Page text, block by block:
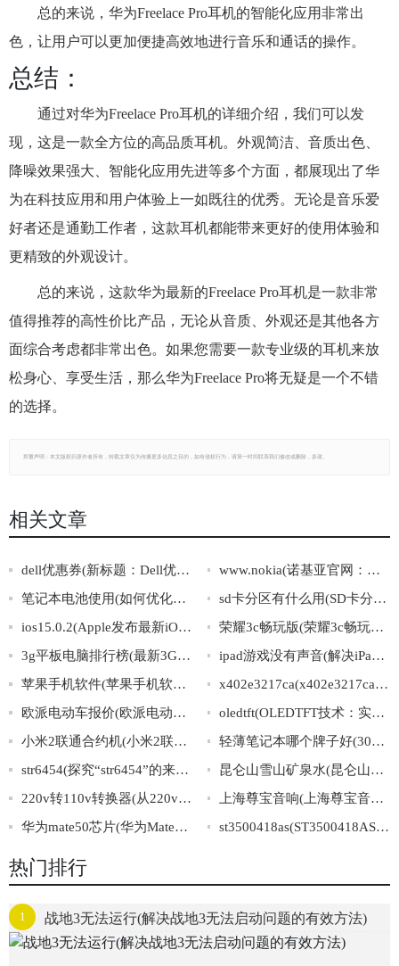
总的来说，华为Freelace Pro耳机的智能化应用非常出
色，让用户可以更加便捷高效地进行音乐和通话的操作。
总结：
通过对华为Freelace Pro耳机的详细介绍，我们可以发
现，这是一款全方位的高品质耳机。外观简洁、音质出色、
降噪效果强大、智能化应用先进等多个方面，都展现出了华
为在科技应用和用户体验上一如既往的优秀。无论是音乐爱
好者还是通勤工作者，这款耳机都能带来更好的使用体验和
更精致的外观设计。
总的来说，这款华为最新的Freelace Pro耳机是一款非常
值得推荐的高性价比产品，无论从音质、外观还是其他各方
面综合考虑都非常出色。如果您需要一款专业级的耳机来放
松身心、享受生活，那么华为Freelace Pro将无疑是一个不错
的选择。
郑重声明：本文版权归原作者所有，转载文章仅为传播更多信息之目的，如有侵权行为，请第一时间联系我们修改或删除，多谢。
相关文章
dell优惠券(新标题：Dell优惠券火热抢购，赶紧获取秒杀电脑好价！)
www.nokia(诺基亚官网：探寻手机科技的未来之路)
笔记本电池使用(如何优化笔记本电池使用，延长电池寿命)
sd卡分区有什么用(SD卡分区的作用及意义)
ios15.0.2(Apple发布最新iOS15.0.2系统，修复多项漏洞提升用户体验)
荣耀3c畅玩版(荣耀3c畅玩版手机详解及使用技巧)
3g平板电脑排行榜(最新3G平板电脑推荐排行榜)
ipad游戏没有声音(解决iPad游戏静音问题的方法)
苹果手机软件(苹果手机软件下载推荐大全：优秀、实用、必备)
x402e3217ca(x402e3217ca：令人惊叹的神秘代码背后，隐藏着什么秘密？)
欧派电动车报价(欧派电动车价格表，多款车型配置详解！)
oledtft(OLEDTFT技术：实现极致画质的新一代显示屏)
小米2联通合约机(小米2联通合约机：专为流量用户打造的极速畅享套餐)
轻薄笔记本哪个牌子好(30秒告诉你最值得购买的轻薄笔记本品牌)
str6454(探究“str6454”的来历及其含义：从未听说的神秘字符背后的故事)
昆仑山雪山矿泉水(昆仑山雪山矿泉水：天然雪水源，一滴纯净，健康滋养您的生活。)
220v转110v转换器(从220v到110v，使用转换器让电力更安全稳定)
上海尊宝音响(上海尊宝音响：打造专业高品质音响！)
华为mate50芯片(华为Mate50芯片曝光：全新升级惊艳亮相！)
st3500418as(ST3500418AS硬盘规格及购买指南)
热门排行
1 战地3无法运行(解决战地3无法启动问题的有效方法)